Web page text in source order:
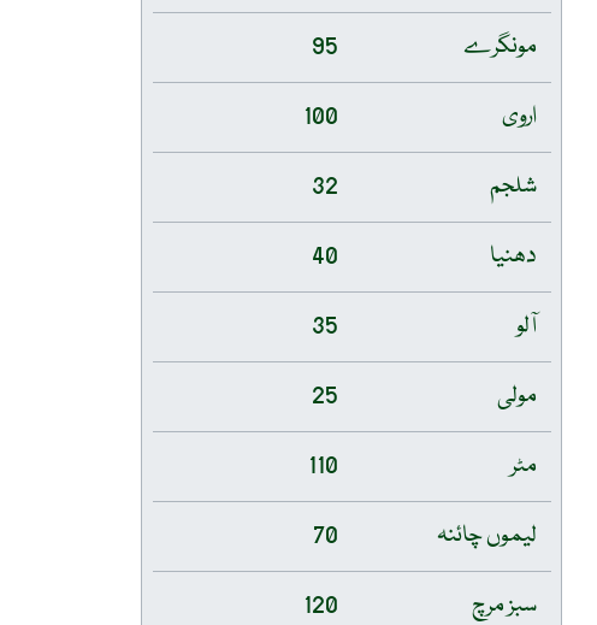
مونگرے
95
اروی
100
شلجم
32
دھنیا
40
آلو
35
مولی
25
مٹر
110
لیموں چائنہ
70
سبز مرچ
120